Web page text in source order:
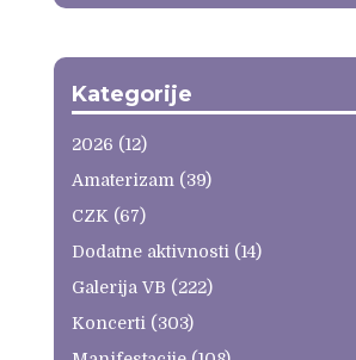
Kategorije
2026 (12)
Amaterizam (39)
CZK (67)
Dodatne aktivnosti (14)
Galerija VB (222)
Koncerti (303)